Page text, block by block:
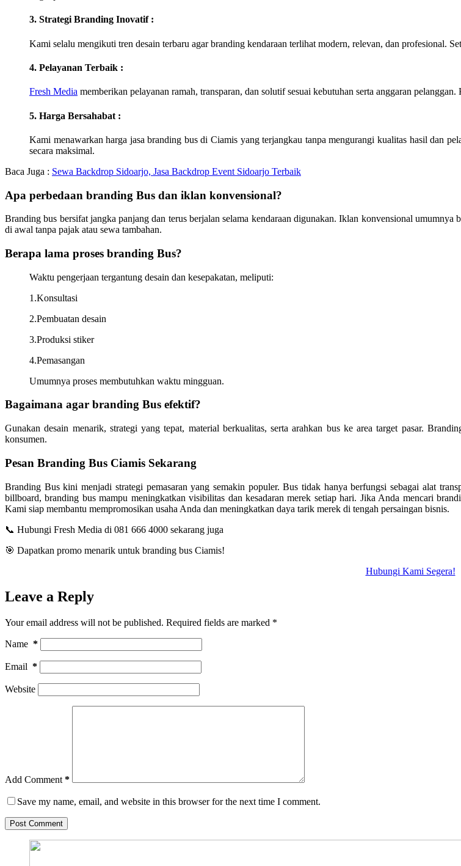
3. Strategi Branding Inovatif :
Kami selalu mengikuti tren desain terbaru agar branding kendaraan terlihat modern, relevan, dan profesional.
4. Pelayanan Terbaik :
Fresh Media memberikan pelayanan ramah, transparan, dan solutif sesuai kebutuhan serta anggaran
5. Harga Bersahabat :
Kami menawarkan harga jasa branding bus diCiamis yang terjangkau tanpa mengurangi kualitas hasil dan
secara maksimal.
Baca Juga : Sewa Backdrop Sidoarjo, Jasa Backdrop Event Sidoarjo Terbaik
Apa perbedaan branding Bus dan iklan konvensional?
Branding bus bersifat jangka panjang dan terus berjalan selama kendaraan digunakan. Iklan konvensional
di awal tanpa pajak atau sewa tambahan.
Berapa lama proses branding Bus?
Waktu pengerjaan tergantung desain dan kesepakatan, meliputi:
1.Konsultasi
2.Pembuatan desain
3.Produksi stiker
4.Pemasangan
Umumnya proses membutuhkan waktu mingguan.
Bagaimana agar branding Bus efektif?
Gunakan desain menarik, strategi yang tepat, material berkualitas, serta arahkan bus ke area target pasar.
konsumen.
Pesan Branding Bus Ciamis Sekarang
Branding Bus kini menjadi strategi pemasaran yang semakin populer. Bus tidak hanya berfungsi sebagai alat
billboard, branding bus mampu meningkatkan visibilitas dan kesadaran merek setiap hari. Jika Anda mencari
Kami siap membantu mempromosikan usaha Anda dan meningkatkan daya tarik merek di tengah persaingan bisnis.
📞 Hubungi Fresh Media di 081 666 4000 sekarang juga
🎯 Dapatkan promo menarik untuk branding bus Ciamis!
Hubungi Kami Segera!
Leave a Reply
Your email address will not be published. Required fields are marked *
Name *
Email *
Website
Add Comment *
Save my name, email, and website in this browser for the next time I comment.
Post Comment